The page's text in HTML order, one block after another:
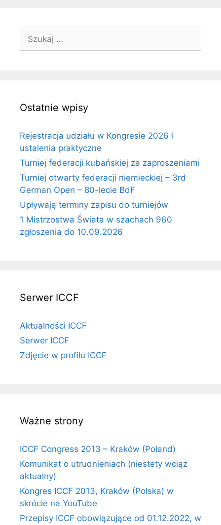
Szukaj:
Ostatnie wpisy
Rejestracja udziału w Kongresie 2026 i
ustalenia praktyczne
Turniej federacji kubańskiej za zaproszeniami
Turniej otwarty federacji niemieckiej – 3rd
German Open – 80-lecie BdF
Upływają terminy zapisu do turniejów
1 Mistrzostwa Świata w szachach 960
zgłoszenia do 10.09.2026
Serwer ICCF
Aktualności ICCF
Serwer ICCF
Zdjęcie w profilu ICCF
Ważne strony
ICCF Congress 2013 – Kraków (Poland)
Komunikat o utrudnieniach (niestety wciąż
aktualny)
Kongres ICCF 2013, Kraków (Polska) w
skrócie na YouTube
Przepisy ICCF obowiązujące od 01.12.2022, w